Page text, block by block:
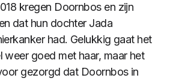
kregen Doornbos en zijn
dat hun dochter Jada
had. Gelukkig gaat het
weer goed met haar, maar het
gezorgd dat Doornbos in